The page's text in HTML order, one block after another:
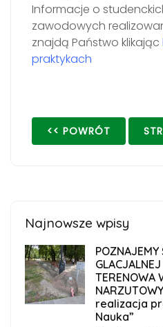
Informacje o
zawodowych
znajdą Państwo klikając
praktykach
<< POWRÓT
Najnowsze wpisy
POZNAJEMY
TERENOWA
realizacja
Nauka”